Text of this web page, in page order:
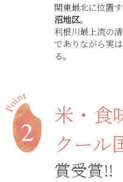
関東最北に位置
沼地区。
利根川最上流の
でありながら実
る。
米・食
クール
賞受賞!!